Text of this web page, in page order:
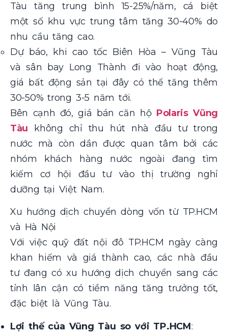
Tàu tăng trung bình 15-25%/năm, cá biệt
một số khu vực trung tâm tăng 30-40% do
nhu cầu tăng cao.
Dự báo, khi cao tốc Biên Hòa – Vũng Tàu
và sân bay Long Thành đi vào hoạt động,
giá bất động sản tại đây có thể tăng thêm
30-50% trong 3-5 năm tới.
Bên cạnh đó, giá bán căn hộ Polaris Vũng
Tàu không chỉ thu hút nhà đầu tư trong
nước mà còn dần được quan tâm bởi các
nhóm khách hàng nước ngoài đang tìm
kiếm cơ hội đầu tư vào thị trường nghỉ
dưỡng tại Việt Nam.
Xu hướng dịch chuyển dòng vốn từ TP.HCM
và Hà Nội
Với việc quỹ đất nội đô TP.HCM ngày càng
khan hiếm và giá thành cao, các nhà đầu
tư đang có xu hướng dịch chuyển sang các
tỉnh lân cận có tiềm năng tăng trưởng tốt,
đặc biệt là Vũng Tàu.
Lợi thế của Vũng Tàu so với TP.HCM: